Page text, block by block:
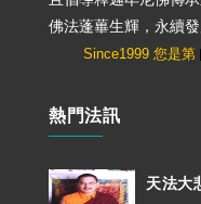
佛法蓬蓽生輝，永續發
Since1999 您是第
熱門法訊
天法大